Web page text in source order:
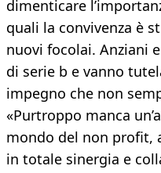
dimenticare
quali la convivenza è
nuovi focolai. Anziani
di serie b e vanno
impegno che non
«Purtroppo manca
mondo del non profit,
in totale sinergia e